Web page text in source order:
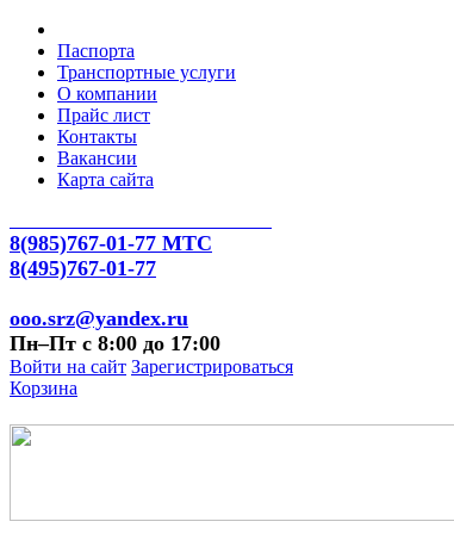
Паспорта
Транспортные услуги
О компании
Прайс лист
Контакты
Вакансии
Карта сайта
8(985)767-01-77 МТС
8(495)767-01-77
ooo.srz@yandex.ru
Пн–Пт с 8:00 до 17:00
Войти на сайт Зарегистрироваться
Корзина